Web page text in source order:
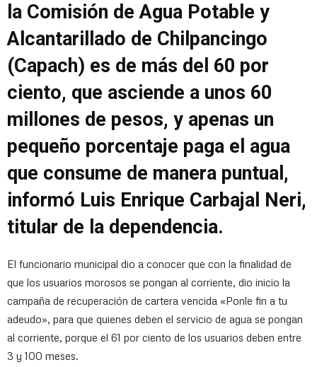
la Comisión de Agua Potable y
Alcantarillado de Chilpancingo
(Capach) es de más del 60 por
ciento, que asciende a unos 60
millones de pesos, y apenas un
pequeño porcentaje paga el agua
que consume de manera puntual,
informó Luis Enrique Carbajal Neri,
titular de la dependencia.
El funcionario municipal dio a conocer que con la finalidad de
que los usuarios morosos se pongan al corriente, dio inicio la
campaña de recuperación de cartera vencida «Ponle fin a tu
adeudo», para que quienes deben el servicio de agua se pongan
al corriente, porque el 61 por ciento de los usuarios deben entre
3 y 100 meses.